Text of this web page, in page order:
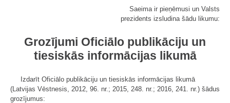
Saeima ir pieņēmusi un Valsts
prezidents izsludina šādu likumu:
Grozījumi Oficiālo publikāciju un
tiesiskās informācijas likumā
Izdarīt Oficiālo publikāciju un tiesiskās informācijas likumā
(Latvijas Vēstnesis, 2012, 96. nr.; 2015, 248. nr.; 2016, 241. nr.) šādus
grozījumus: